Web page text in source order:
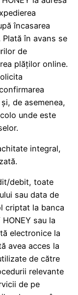
încasarea
Plată în avans se
de
plăților online.
de asemenea,
unde este
integral,
debit, toate
sau data de
criptat la banca
sau la
electronice la
avea acces la
de către
relevante
de pe